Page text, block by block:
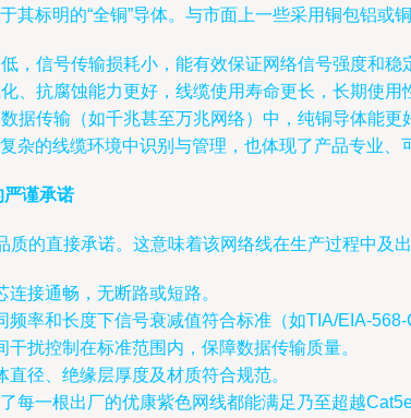
其标明的“全铜”导体。与市面上一些采用铜包铝
低，信号传输损耗小，能有效保证网络信号强度和稳
化、抗腐蚀能力更好，线缆使用寿命更长，长期使用
数据传输（如千兆甚至万兆网络）中，纯铜导体能
杂的线缆环境中识别与管理，也体现了产品专业、
严谨承诺
质的直接承诺。这意味着该网络线在生产过程中及
连接通畅，无断路或短路。
频率和长度下信号衰减值符合标准（如TIA/EIA-568-
干扰控制在标准范围内，保障数据传输质量。
直径、绝缘层厚度及材质符合规范。
每一根出厂的优康紫色网线都能满足乃至超越